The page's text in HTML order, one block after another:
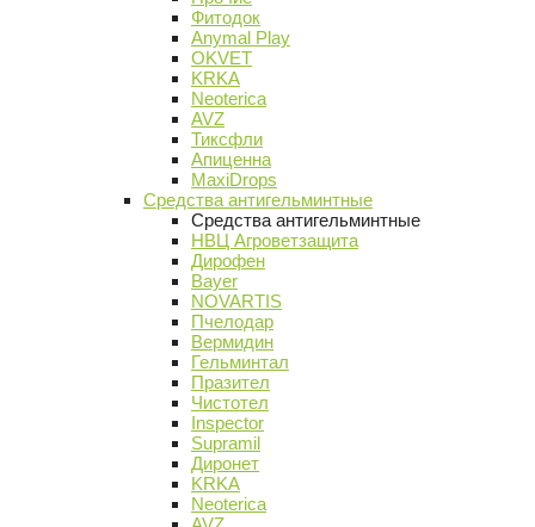
Фитодок
Anymal Play
OKVET
KRKA
Neoterica
AVZ
Тиксфли
Апиценна
MaxiDrops
Средства антигельминтные
Средства антигельминтные
НВЦ Агроветзащита
Дирофен
Bayer
NOVARTIS
Пчелодар
Вермидин
Гельминтал
Празител
Чистотел
Inspector
Supramil
Диронет
KRKA
Neoterica